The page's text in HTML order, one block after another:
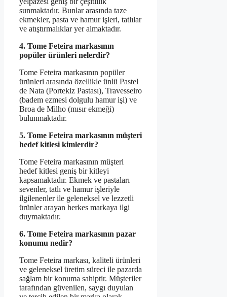
sunmaktadır. Bunlar arasında taze
ekmekler, pasta ve hamur işleri, tatlılar
ve atıştırmalıklar yer almaktadır.
4. Tome Feteira markasının
popüler ürünleri nelerdir?
Tome Feteira markasının popüler
ürünleri arasında özellikle ünlü Pastel
de Nata (Portekiz Pastası), Travesseiro
(badem ezmesi dolgulu hamur işi) ve
Broa de Milho (mısır ekmeği)
bulunmaktadır.
5. Tome Feteira markasının müşteri
hedef kitlesi kimlerdir?
Tome Feteira markasının müşteri
hedef kitlesi geniş bir kitleyi
kapsamaktadır. Ekmek ve pastaları
sevenler, tatlı ve hamur işleriyle
ilgilenenler ile geleneksel ve lezzetli
ürünler arayan herkes markaya ilgi
duymaktadır.
6. Tome Feteira markasının pazar
konumu nedir?
Tome Feteira markası, kaliteli ürünleri
ve geleneksel üretim süreci ile pazarda
sağlam bir konuma sahiptir. Müşteriler
tarafından güvenilen, saygı duyulan